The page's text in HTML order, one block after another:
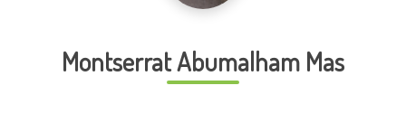
Montserrat Abumalham Mas